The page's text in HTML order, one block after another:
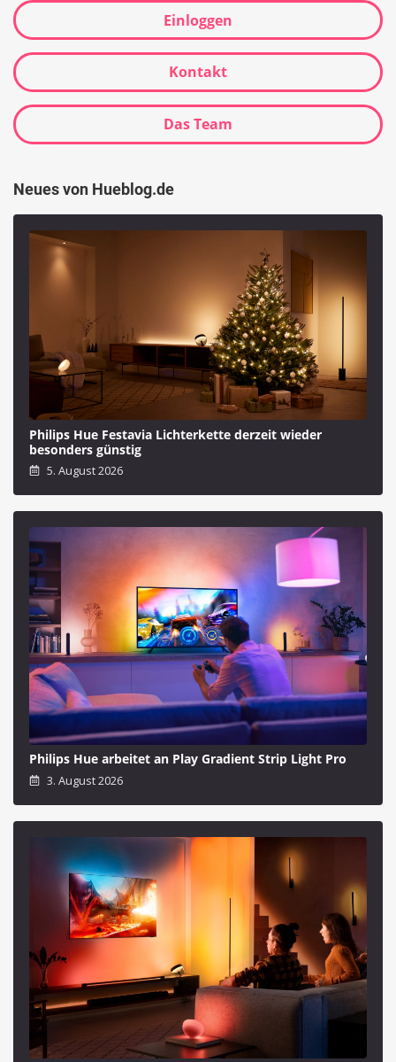
Einloggen
Kontakt
Das Team
Neues von Hueblog.de
Philips Hue Festavia Lichterkette derzeit wieder
besonders günstig
5. August 2026
Philips Hue arbeitet an Play Gradient Strip Light Pro
3. August 2026